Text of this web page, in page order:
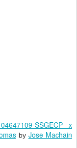
SSGECP x
by Jose Machain